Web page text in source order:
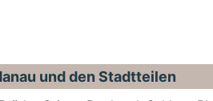
und den Stadtteilen